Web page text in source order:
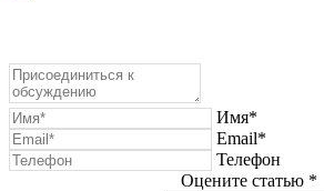
Имя*
Email*
Телефон
Оцените статью *